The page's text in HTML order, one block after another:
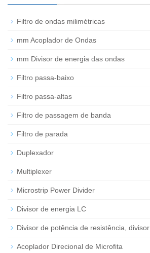
Filtro de ondas milimétricas
mm Acoplador de Ondas
mm Divisor de energia das ondas
Filtro passa-baixo
Filtro passa-altas
Filtro de passagem de banda
Filtro de parada
Duplexador
Multiplexer
Microstrip Power Divider
Divisor de energia LC
Divisor de potência de resistência, divisor
Acoplador Direcional de Microfita